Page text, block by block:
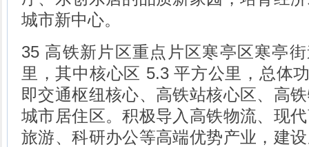
城市新中心。
35 高铁新片区重点片区寒亭区寒亭
里，其中核心区 5.3 平方公里，总体
即交通枢纽核心、高铁站核心区、高
城市居住区。积极导入高铁物流、现
旅游、科研办公等高端优势产业，建